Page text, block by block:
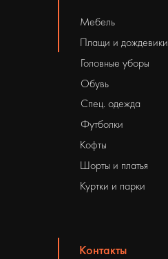
Контакты
Плащи и дождевики
Головные уборы
Обувь
Мебель
Спец. одежда
Футболки
Куртки и парки
Кофты
Шорты и платья